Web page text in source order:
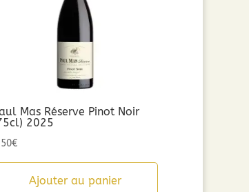
Mas Réserve Pinot Noir
2025
€
Ajouter au panier